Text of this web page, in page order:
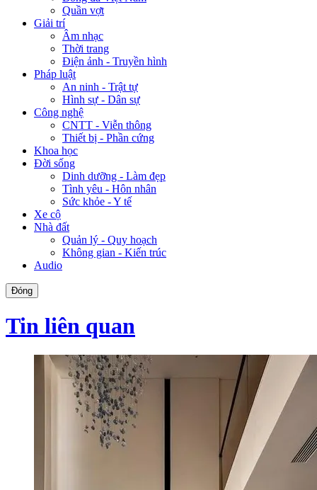
Quần vợt
Giải trí
Âm nhạc
Thời trang
Điện ảnh - Truyền hình
Pháp luật
An ninh - Trật tự
Hình sự - Dân sự
Công nghệ
CNTT - Viễn thông
Thiết bị - Phần cứng
Khoa học
Đời sống
Dinh dưỡng - Làm đẹp
Tình yêu - Hôn nhân
Sức khỏe - Y tế
Xe cộ
Nhà đất
Quản lý - Quy hoạch
Không gian - Kiến trúc
Audio
Đóng
Tin liên quan